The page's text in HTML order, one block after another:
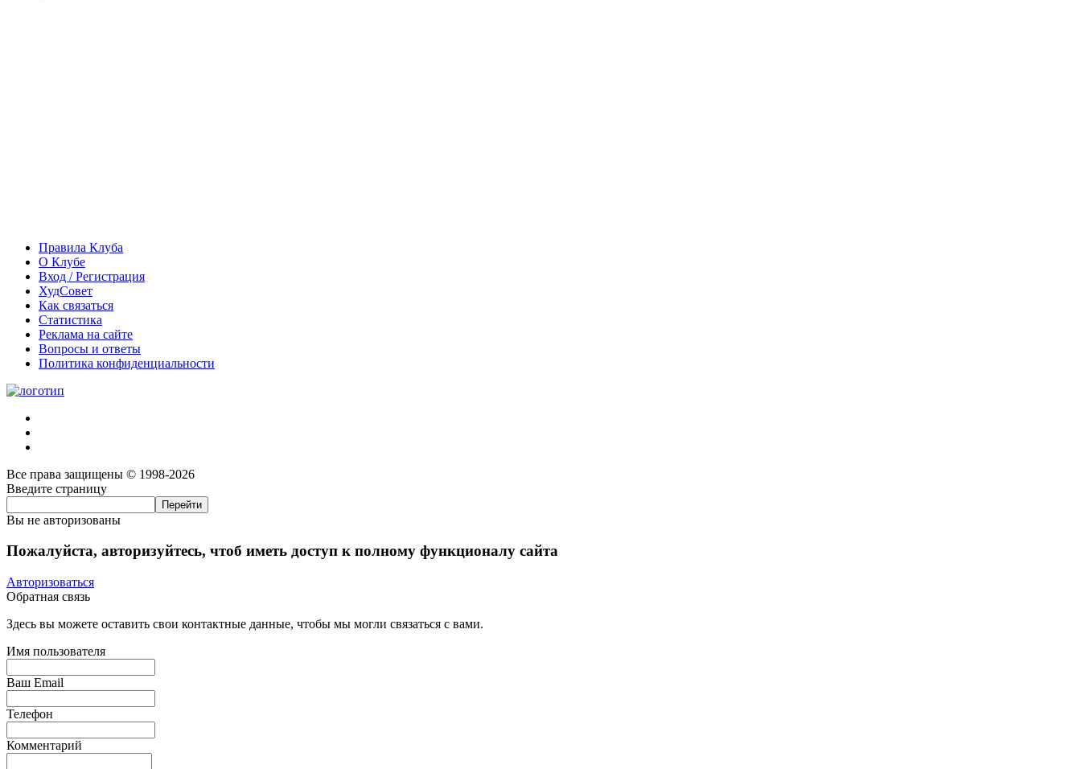
Правила Клуба
О Клубе
Вход / Регистрация
ХудСовет
Как связаться
Статистика
Реклама на сайте
Вопросы и ответы
Политика конфиденциальности
Все права защищены © 1998-2026
Введите страницу
Вы не авторизованы
Пожалуйста, авторизуйтесь, чтоб иметь доступ к полному функционалу сайта
Авторизоваться
Обратная связь
Здесь вы можете оставить свои контактные данные, чтобы мы могли связаться с вами.
Имя пользователя
Ваш Email
Телефон
Комментарий